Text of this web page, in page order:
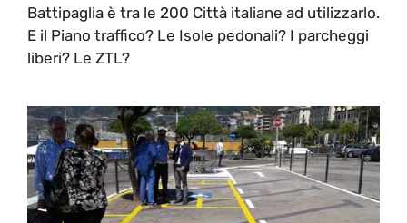
Battipaglia è tra le 200 Città italiane ad utilizzarlo.
E il Piano traffico? Le Isole pedonali? I parcheggi
liberi? Le ZTL?